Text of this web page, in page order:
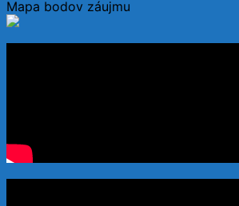
Mapa bodov záujmu